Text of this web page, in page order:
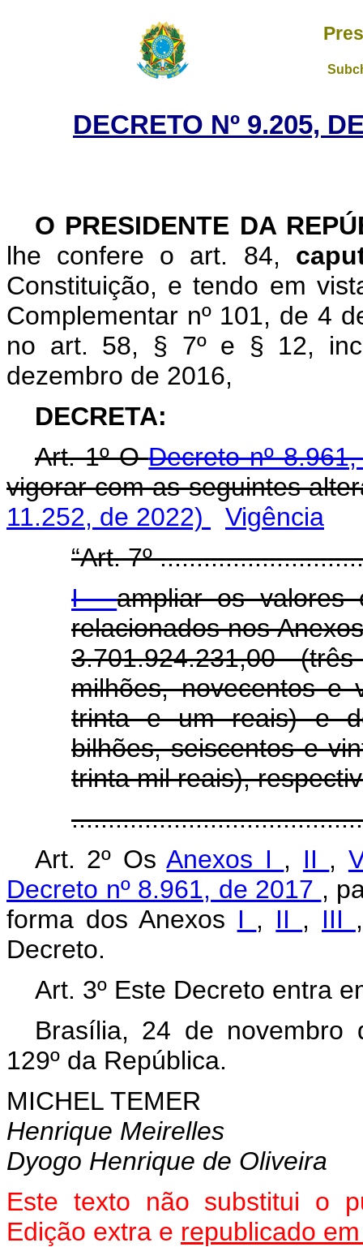
DECRETO Nº 9.205,
O PRESIDENTE DA
lhe confere o art. 84,
Constituição, e tendo em
Complementar nº 101, de 4
no art. 58, § 7º e § 12,
dezembro de 2016,
DECRETA:
Art. 1º ODecreto nº
vigorar com as seguintes
11.252, de 2022)
Vigência
“Art. 7º
I -ampliar os valores
relacionados nos
3.701.924.231,00
milhões, novecentos e
trinta e um reais) e
bilhões, seiscentos e
trinta mil reais),
Art. 2º OsAnexos I , II ,
Decreto nº 8.961, de 2017 ,
forma dos Anexos I , II , III
Decreto.
Art. 3º Este Decreto entra
Brasília, 24 de novembro
129º da República.
MICHEL TEMER
Henrique Meirelles
Dyogo Henrique de Oliveira
Este texto não substitui o
Edição extra e republicado